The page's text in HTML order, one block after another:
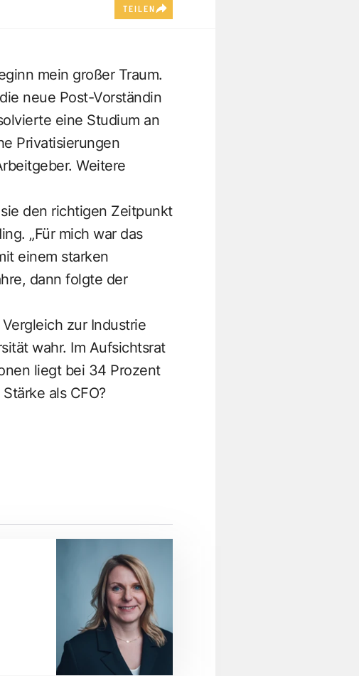
TEILEN
mein großer Traum.
neue Post-Vorständin
eine Studium an
Privatisierungen
Weitere
den richtigen Zeitpunkt
„Für mich war das
einem starken
dann folgte der
zur Industrie
wahr. Im Aufsichtsrat
liegt bei 34 Prozent
als CFO?